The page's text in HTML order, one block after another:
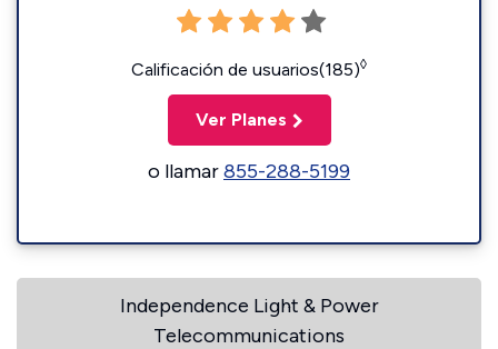
Calificación de usuarios(185)◊
Ver Planes
o llamar855-288-5199
Independence Light & Power
Telecommunications